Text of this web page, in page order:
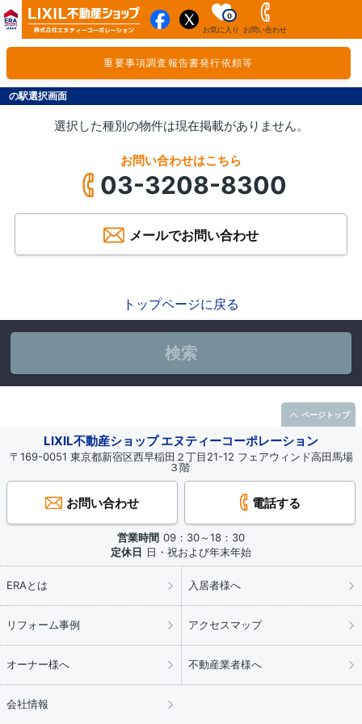
お気に入り
0
お問い合わせ
重要事項調査報告書発行依頼等
の駅選択画面
選択した種別の物件は現在掲載がありません。
お問い合わせはこちら
03-3208-8300
メールでお問い合わせ
トップページに戻る
検索
LIXIL不動産ショップ エヌティーコーポレーション
〒169-0051 東京都新宿区西早稲田２丁目21-12 フェアウィンド高田馬場
３階
お問い合わせ 電話する
営業時間 09：30～18：30
定休日 日・祝および年末年始
ERAとは 入居者様へ
リフォーム事例 アクセスマップ
オーナー様へ 不動産業者様へ
会社情報
ページトップ